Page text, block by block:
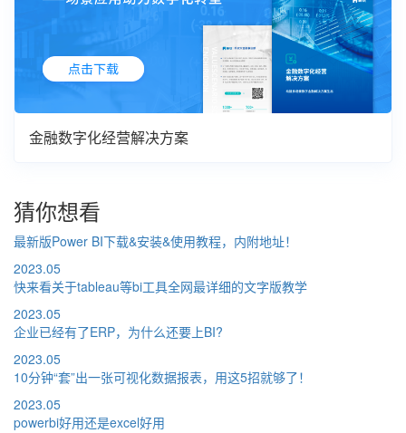
金融数字化经营解决方案
猜你想看
最新版Power BI下载&安装&使用教程，内附地址！
2023.05
快来看关于tableau等bi工具全网最详细的文字版教学
2023.05
企业已经有了ERP，为什么还要上BI?
2023.05
10分钟“套”出一张可视化数据报表，用这5招就够了！
2023.05
powerbi好用还是excel好用